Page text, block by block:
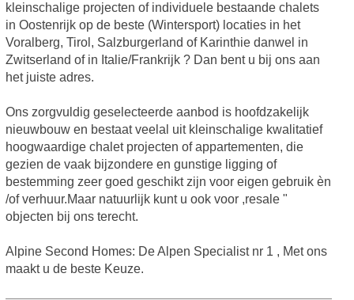
kleinschalige projecten of individuele bestaande chalets
in Oostenrijk op de beste (Wintersport) locaties in het
Voralberg, Tirol, Salzburgerland of Karinthie danwel in
Zwitserland of in Italie/Frankrijk ? Dan bent u bij ons aan
het juiste adres.
Ons zorgvuldig geselecteerde aanbod is hoofdzakelijk
nieuwbouw en bestaat veelal uit kleinschalige kwalitatief
hoogwaardige chalet projecten of appartementen, die
gezien de vaak bijzondere en gunstige ligging of
bestemming zeer goed geschikt zijn voor eigen gebruik èn
/of verhuur.Maar natuurlijk kunt u ook voor ,resale "
objecten bij ons terecht.
Alpine Second Homes: De Alpen Specialist nr 1 , Met ons
maakt u de beste Keuze.